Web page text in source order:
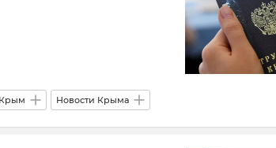
Крым Новости Крыма
Общество Земский фельдшер